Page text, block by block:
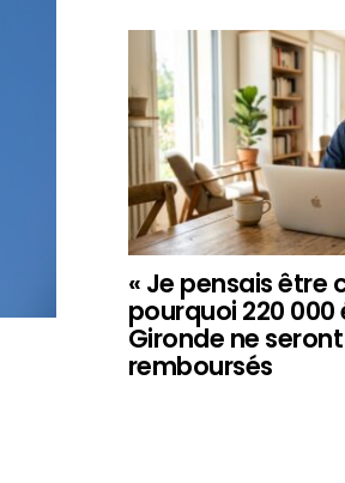
« Je pensais être
pourquoi 220 000
Gironde ne
remboursés